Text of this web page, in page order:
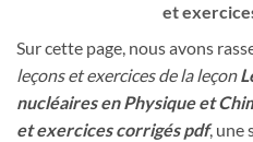
et
Sur cette page, nous avons
leçons et exercices de la leçon
nucléaires en Physique et
et exercices corrigés pdf, une